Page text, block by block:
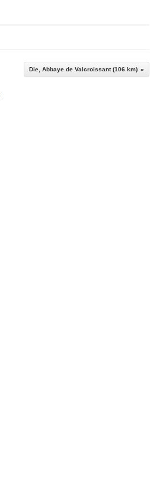
Die, Abbaye de Valcroissant (106 km)